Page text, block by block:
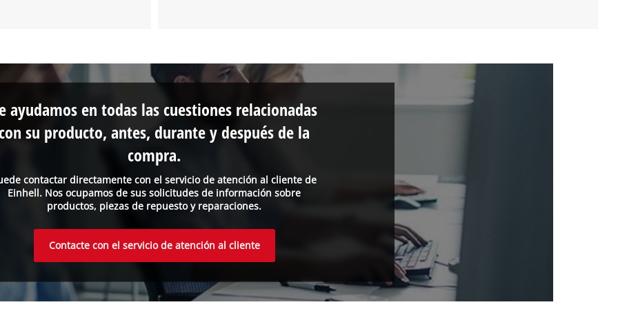
contactar directamente con el servicio de atención al cliente de
Einhell. Nos ocupamos de sus solicitudes de información sobre
productos, piezas de repuesto y reparaciones.
ayudamos en todas las cuestiones relacionadas
su producto, antes, durante y después de la
compra.
Contacte con el servicio de atención al cliente